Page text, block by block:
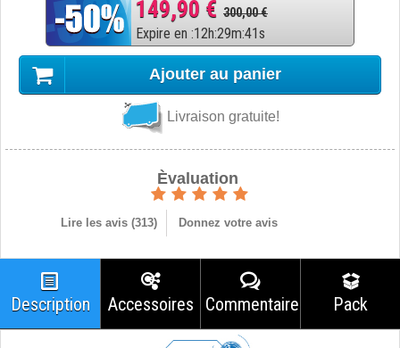
149,90 € 300,00 €
Expire en :12h:29m:40s
Ajouter au panier
Livraison gratuite!
Èvaluation
Lire les avis (313) Donnez votre avis
Description Accessoires Commentaires Pack